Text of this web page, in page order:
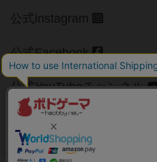
公式instagram
公式Facebook
公式YouTubeチャンネル